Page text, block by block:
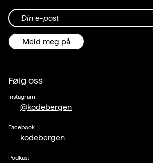
Din e-post
Meld meg på
Følg oss
Instagram
@kodebergen
Facebook
kodebergen
Podkast